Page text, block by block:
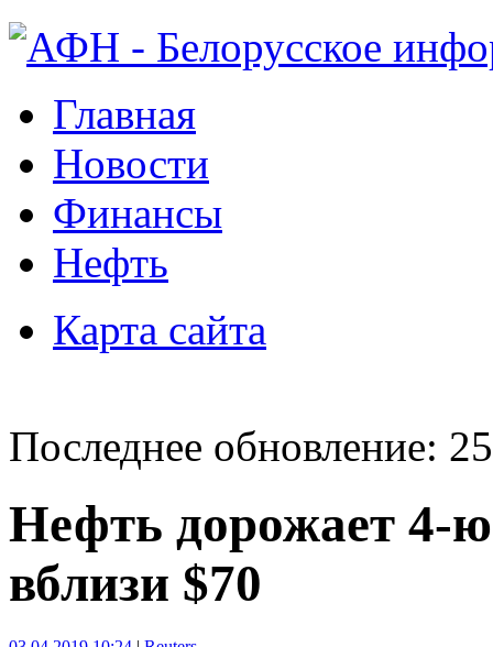
Главная
Новости
Финансы
Нефть
Карта сайта
Последнее обновление:
Нефть дорожает 4-
вблизи $70